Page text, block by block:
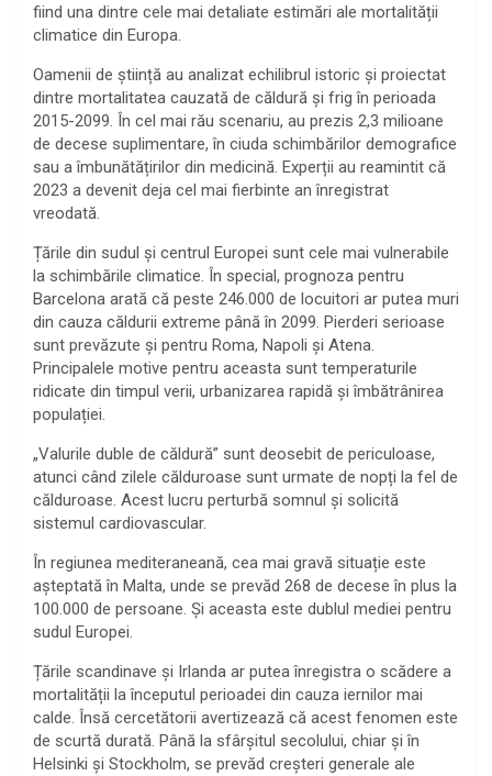
fiind una dintre cele mai detaliate estimări ale mortalității
climatice din Europa.
Oamenii de știință au analizat echilibrul istoric și proiectat
dintre mortalitatea cauzată de căldură și frig în perioada
2015-2099. În cel mai rău scenariu, au prezis 2,3 milioane
de decese suplimentare, în ciuda schimbărilor demografice
sau a îmbunătățirilor din medicină. Experții au reamintit că
2023 a devenit deja cel mai fierbinte an înregistrat
vreodată.
Țările din sudul și centrul Europei sunt cele mai vulnerabile
la schimbările climatice. În special, prognoza pentru
Barcelona arată că peste 246.000 de locuitori ar putea muri
din cauza căldurii extreme până în 2099. Pierderi serioase
sunt prevăzute și pentru Roma, Napoli și Atena.
Principalele motive pentru aceasta sunt temperaturile
ridicate din timpul verii, urbanizarea rapidă și îmbătrânirea
populației.
„Valurile duble de căldură” sunt deosebit de periculoase,
atunci când zilele călduroase sunt urmate de nopți la fel de
călduroase. Acest lucru perturbă somnul și solicită
sistemul cardiovascular.
În regiunea mediteraneană, cea mai gravă situație este
așteptată în Malta, unde se prevăd 268 de decese în plus la
100.000 de persoane. Și aceasta este dublul mediei pentru
sudul Europei.
Țările scandinave și Irlanda ar putea înregistra o scădere a
mortalității la începutul perioadei din cauza iernilor mai
calde. Însă cercetătorii avertizează că acest fenomen este
de scurtă durată. Până la sfârșitul secolului, chiar și în
Helsinki și Stockholm, se prevăd creșteri generale ale